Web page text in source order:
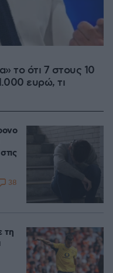
το ότι 7 στους 10
ευρώ, τι
38
τη